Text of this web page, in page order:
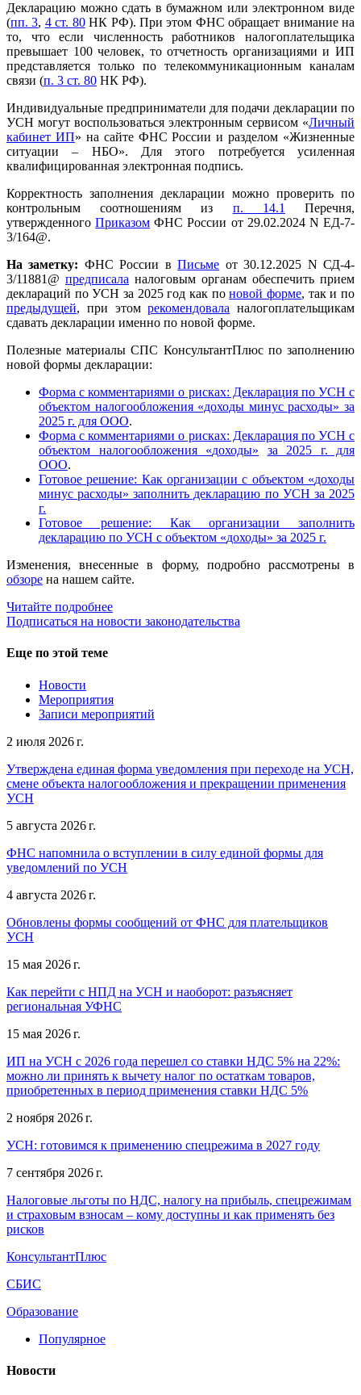
Декларацию можно сдать в бумажном или электронном виде
(пп. 3, 4 ст. 80НК РФ). При этом ФНС обращает внимание на
то, что если численность работников налогоплательщика
превышает 100 человек, то отчетность организациями и ИП
представляется только по телекоммуникационным каналам
связи (п. 3 ст. 80 НК РФ).
Индивидуальные предприниматели для подачи декларации по
УСН могут воспользоваться электронным сервисом «Личный
кабинет ИП» на сайте ФНС России и разделом «Жизненные
ситуации – НБО». Для этого потребуется усиленная
квалифицированная электронная подпись.
Корректность заполнения декларации можно проверить по
контрольным соотношениям из п. 14.1
Перечня,
утвержденногоПриказом ФНС России от 29.02.2024 N ЕД-7-
3/164@.
На заметку: ФНС России вПисьме от 30.12.2025 N СД-4-
3/11881@ предписала налоговым органам обеспечить прием
деклараций по УСН за 2025 год как поновой форме, так и по
предыдущей, при этомрекомендовала налогоплательщикам
сдавать декларации именно по новой форме.
Полезные материалы СПС КонсультантПлюс по заполнению
новой формы декларации:
Форма с комментариями о рисках: Декларация по УСН с
объектом налогообложения «доходы минус расходы» за
2025 г. для ООО.
Форма с комментариями о рисках: Декларация по УСН с
объектом налогообложения «доходы»
за 2025 г. для
ООО.
Готовое решение: Как организации с объектом «доходы
минус расходы» заполнить декларацию по УСН за 2025
г.
Готовое решение: Как организации заполнить
декларацию по УСН с объектом «доходы» за 2025 г.
Изменения, внесенные в форму, подробно рассмотрены в
обзоре на нашем сайте.
Читайте подробнее
Подписаться на новости законодательства
Еще по этой теме
Новости
Мероприятия
Записи мероприятий
2 июля 2026 г.
Утверждена единая форма уведомления при переходе на УСН,
смене объекта налогообложения и прекращении применения
УСН
5 августа 2026 г.
ФНС напомнила о вступлении в силу единой формы для
уведомлений по УСН
4 августа 2026 г.
Обновлены формы сообщений от ФНС для плательщиков
УСН
15 мая 2026 г.
Как перейти с НПД на УСН и наоборот: разъясняет
региональная УФНС
15 мая 2026 г.
ИП на УСН с 2026 года перешел со ставки НДС 5% на 22%:
можно ли принять к вычету налог по остаткам товаров,
приобретенных в период применения ставки НДС 5%
2 ноября 2026 г.
УСН: готовимся к применению спецрежима в 2027 году
7 сентября 2026 г.
Налоговые льготы по НДС, налогу на прибыль, спецрежимам
и страховым взносам – кому доступны и как применять без
рисков
КонсультантПлюс
СБИС
Образование
Популярное
Новости